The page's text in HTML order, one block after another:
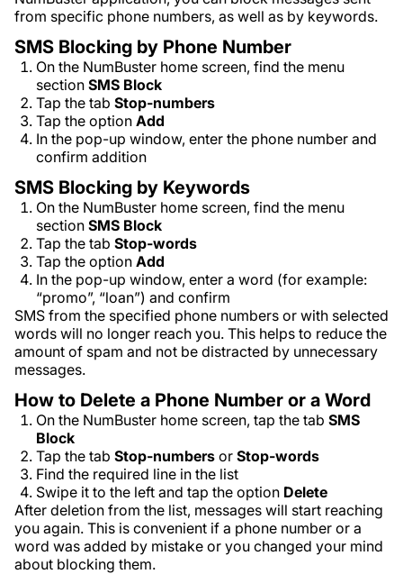
from specific phone numbers, as well as by keywords.
SMS Blocking by Phone Number
On the NumBuster home screen, find the menu
section SMS Block
Tap the tab Stop-numbers
Tap the option Add
In the pop-up window, enter the phone number and
confirm addition
SMS Blocking by Keywords
On the NumBuster home screen, find the menu
section SMS Block
Tap the tab Stop-words
Tap the option Add
In the pop-up window, enter a word (for example:
“promo”, “loan”) and confirm
SMS from the specified phone numbers or with selected
words will no longer reach you. This helps to reduce the
amount of spam and not be distracted by unnecessary
messages.
How to Delete a Phone Number or a Word
On the NumBuster home screen, tap the tab SMS
Block
Tap the tab Stop-numbers or Stop-words
Find the required line in the list
Swipe it to the left and tap the option Delete
After deletion from the list, messages will start reaching
you again. This is convenient if a phone number or a
word was added by mistake or you changed your mind
about blocking them.